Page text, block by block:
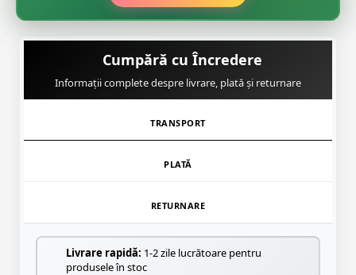
🌸
Cumpără cu Încredere
Informații complete despre livrare, plată și returnare
TRANSPORT
PLATĂ
RETURNARE
Livrare rapidă: 1-2 zile lucrătoare pentru
produsele în stoc